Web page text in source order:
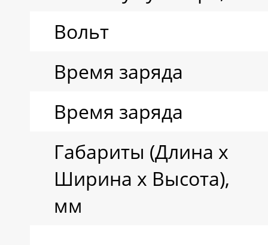
Вольт
Время заряда
Время заряда
Габариты (Длина х
Ширина х Высота),
мм